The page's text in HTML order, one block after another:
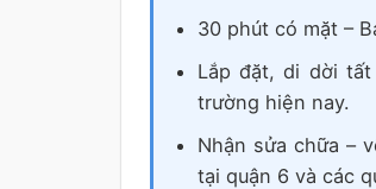
30 phút có mặt –
Lắp đặt, di dời
trường hiện nay.
Nhận sửa chữa –
tại quận 6 và các